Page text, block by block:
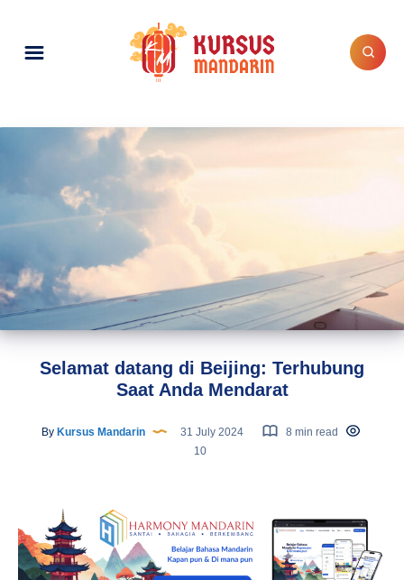
Selamat datang di Beijing: Terhubung
Saat Anda Mendarat
By Kursus Mandarin 31 July 2024
8 min read
10